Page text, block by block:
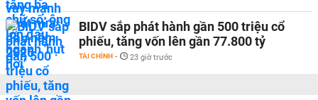
BIDV sắp phát hành gần 500 triệu cổ
phiếu, tăng vốn lên gần 77.800 tỷ
TÀI CHÍNH - 23 giờ trước